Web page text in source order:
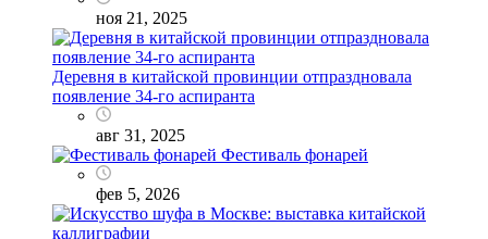
ноя 21, 2025
Деревня в китайской провинции отпраздновала
появление 34-го аспиранта
авг 31, 2025
Фестиваль фонарей
фев 5, 2026